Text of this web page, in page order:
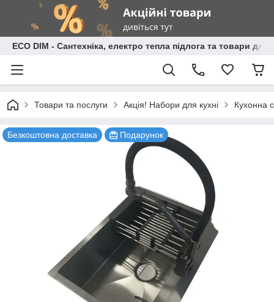
ECO DIM - Сантехніка, електро тепла підлога та товари для
Товари та послуги Акція! Набори для кухні Кухонна
Безкоштовна доставка Подарунок